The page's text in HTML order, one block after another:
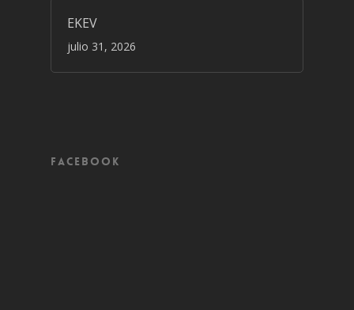
EKEV
julio 31, 2026
Facebook